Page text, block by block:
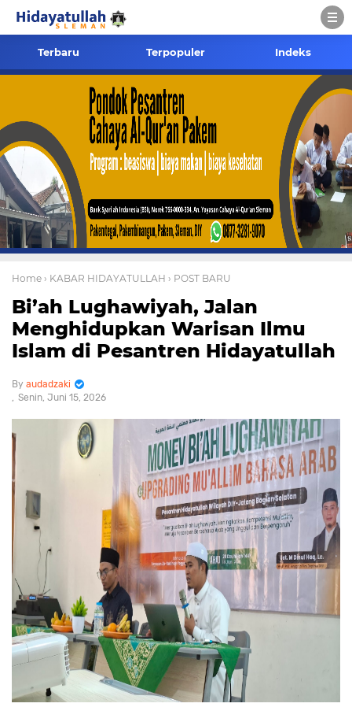
Terbaru Terpopuler Indeks
Home › KABAR HIDAYATULLAH › POST BARU
Bi’ah Lughawiyah, Jalan
Menghidupkan Warisan Ilmu
Islam di Pesantren Hidayatullah
audadzaki
Senin, Juni 15, 2026